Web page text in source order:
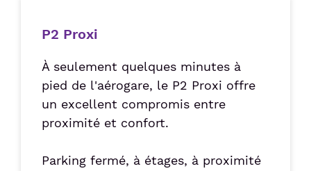
P2 Proxi
À seulement quelques minutes à
pied de l'aérogare, le P2 Proxi offre
un excellent compromis entre
proximité et confort.
Parking fermé, à étages, à proximité